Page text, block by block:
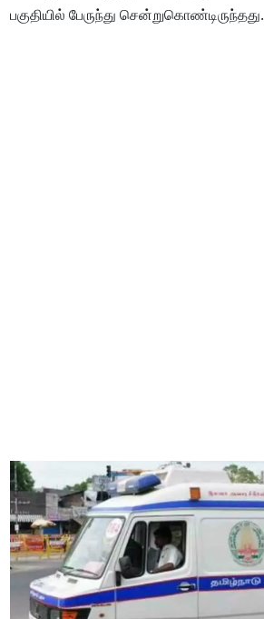
பகுதியில் பேருந்து சென்றுகொண்டிருந்தது.